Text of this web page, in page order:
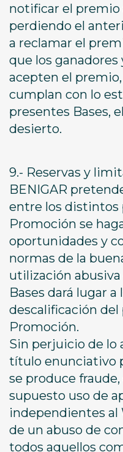
notificar el premio
perdiendo el
a reclamar el
que los
acepten el
cumplan con lo
presentes Bases,
desierto.
9.- Reservas y
BENIGAR
entre los distintos
Promoción se
oportunidades y
normas de la
utilización
Bases dará lugar
descalificación
Promoción.
Sin perjuicio de lo
título enunciativo
se produce
supuesto uso de
independientes al
de un abuso de
todos aquellos